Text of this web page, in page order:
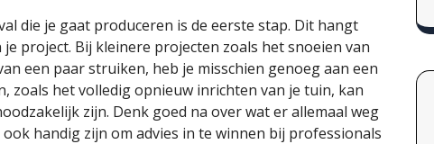
die je gaat produceren is de eerste stap. Dit hangt
project. Bij kleinere projecten zoals het snoeien van
een paar struiken, heb je misschien genoeg aan een
zoals het volledig opnieuw inrichten van je tuin, kan
zijn. Denk goed na over wat er allemaal weg
handig zijn om advies in te winnen bij professionals